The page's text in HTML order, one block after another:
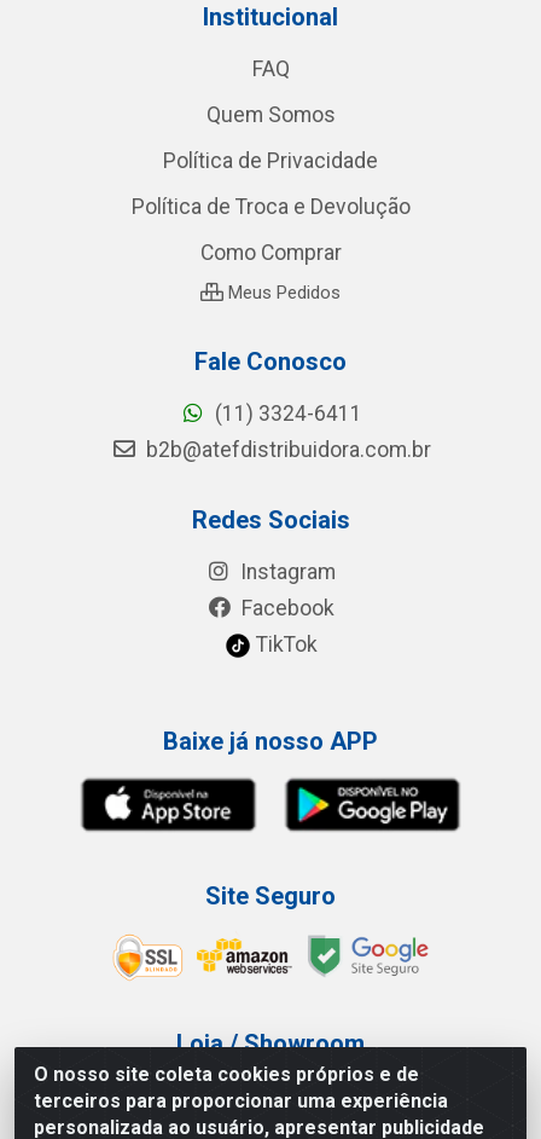
O nosso site coleta cookies próprios e de
terceiros para proporcionar uma experiência
personalizada ao usuário, apresentar publicidade
Institucional
FAQ
Quem Somos
Política de Privacidade
Política de Troca e Devolução
Como Comprar
Meus Pedidos
Fale Conosco
(11) 3324-6411
b2b@atefdistribuidora.com.br
Redes Sociais
Instagram
Facebook
TikTok
Baixe já nosso APP
Site Seguro
Loja / Showroom
Tel.: (11) 3227-0546
Av Vautier, 587/597 - Pari - São Paulo/SP